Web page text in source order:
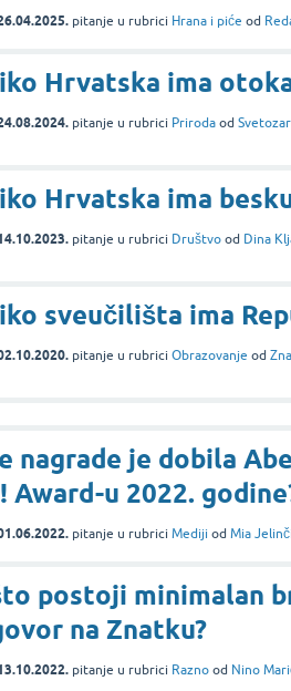
pitanje u rubrici Hrana i piće od
Hrvatska ima
pitanje u rubrici Priroda od
Hrvatska ima
pitanje u rubrici Društvo od Dina
sveučilišta ima
pitanje u rubrici Obrazovanje od
nagrade je dobila
Award-u 2022.
pitanje u rubrici Mediji od Mia
postoji minimalan
na Znatku?
pitanje u rubrici Razno od Nino